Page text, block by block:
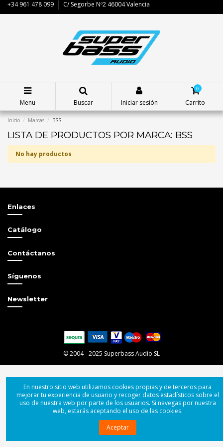
+34 961 478 099 C/ Segorbe Nº2 46004 Valencia
Menu Buscar Iniciar sesión
0
Carrito
Inicio Marcas BSS
LISTA DE PRODUCTOS POR MARCA: BSS
No hay productos
Enlaces
Catálogo
Contáctanos
Síguenos
Newsletter
© 2004 - 2025 Superbass Audio SL
En nuestro sitio web utilizamos cookies propias y de terceros para
mejorar tu experiencia de usuario y recoger datos estadísticos sobre el
uso de nuestra web por parte de los usuarios. Si navegas por nuestra
web, estarás aceptando el uso de las cookies.
Aceptar